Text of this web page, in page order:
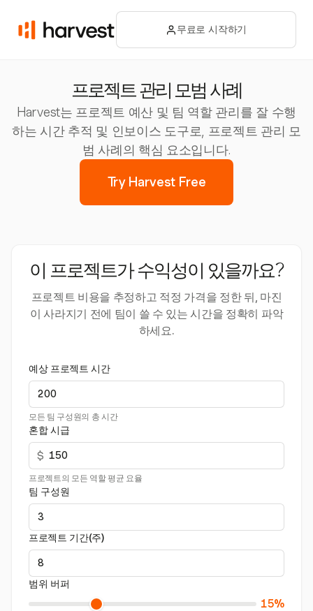
무료로 시작하기
프로젝트 관리 모범 사례
Harvest는 프로젝트 예산 및 팀 역할 관리를 잘 수행
하는 시간 추적 및 인보이스 도구로, 프로젝트 관리 모
범 사례의 핵심 요소입니다.
Try Harvest Free
이 프로젝트가 수익성이 있을까요?
프로젝트 비용을 추정하고 적정 가격을 정한 뒤, 마진
이 사라지기 전에 팀이 쓸 수 있는 시간을 정확히 파악
하세요.
예상 프로젝트 시간
모든 팀 구성원의 총 시간
혼합 시급
$
프로젝트의 모든 역할 평균 요율
팀 구성원
프로젝트 기간(주)
범위 버퍼
15%